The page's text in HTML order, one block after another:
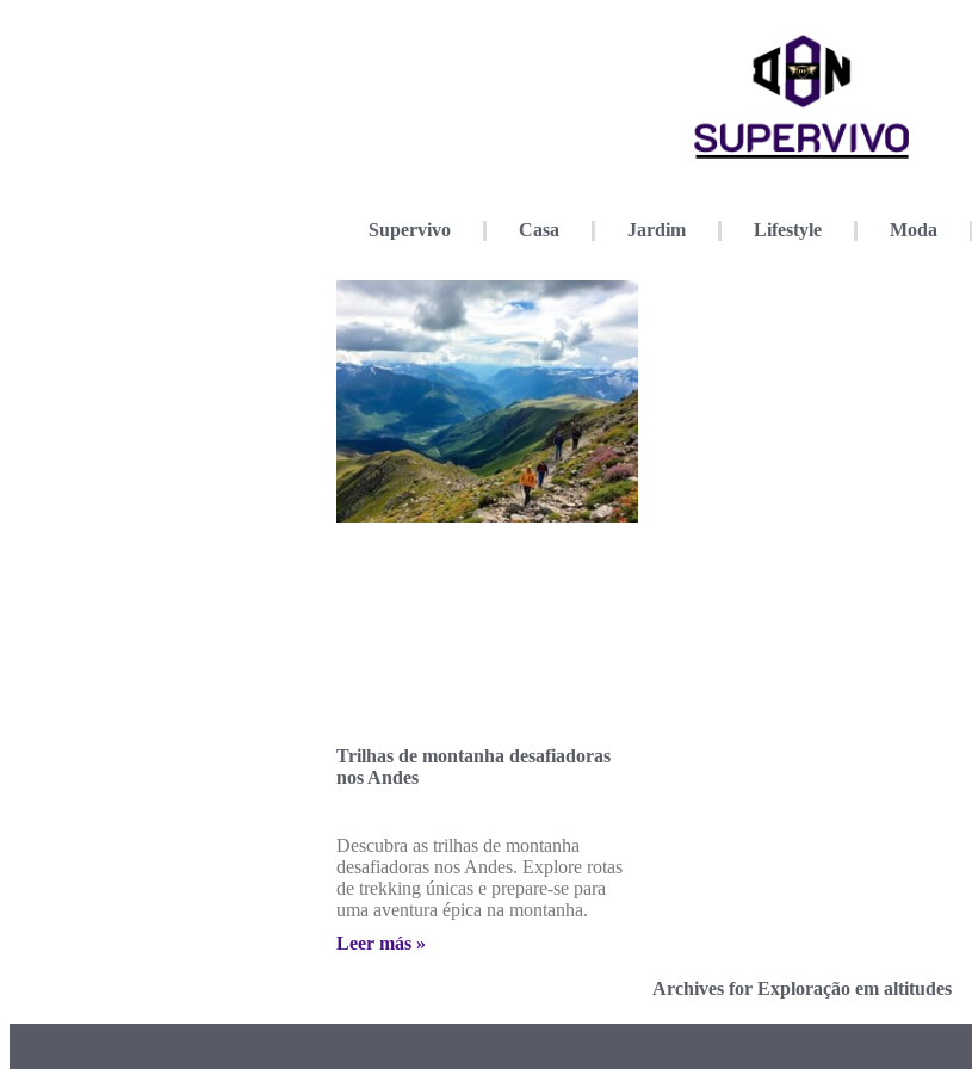
Supervivo Casa Jardim Lifestyle Moda
Trilhas de montanha desafiadoras
nos Andes
Descubra as trilhas de montanha
desafiadoras nos Andes. Explore rotas
de trekking únicas e prepare-se para
uma aventura épica na montanha.
Leer más »
Archives for Exploração em altitudes